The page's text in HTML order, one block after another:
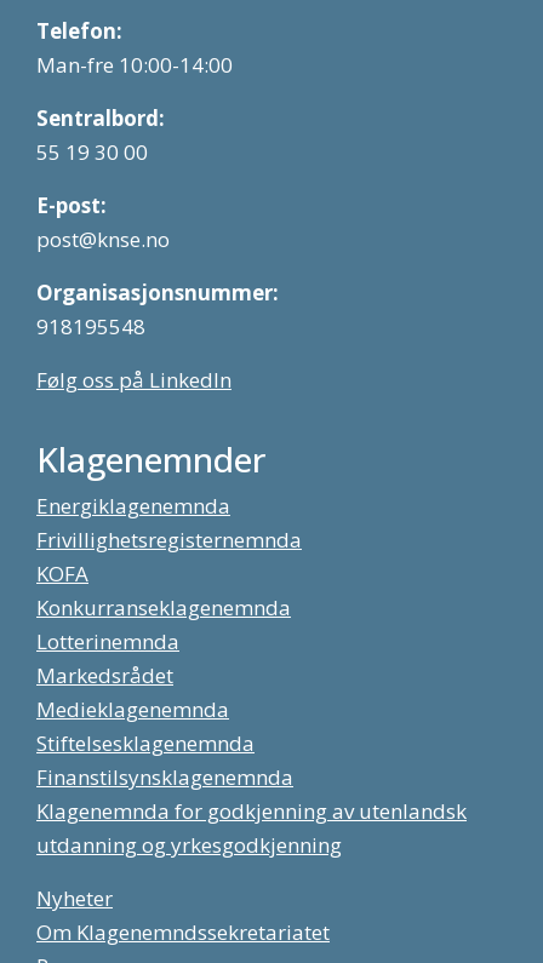
Telefon:
Man-fre 10:00-14:00
Sentralbord:
55 19 30 00
E-post:
post@knse.no
Organisasjonsnummer:
918195548
Følg oss på LinkedIn
Klagenemnder
Energiklagenemnda
Frivillighetsregisternemnda
KOFA
Konkurranseklagenemnda
Lotterinemnda
Markedsrådet
Medieklagenemnda
Stiftelsesklagenemnda
Finanstilsynsklagenemnda
Klagenemnda for godkjenning av utenlandsk
utdanning og yrkesgodkjenning
Nyheter
Om Klagenemndssekretariatet